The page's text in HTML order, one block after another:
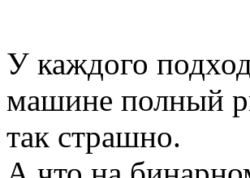
У каждого
машине полный
так страшно.